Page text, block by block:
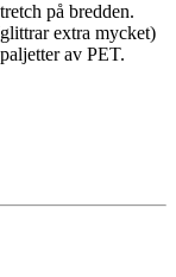
på bredden.
extra mycket)
av PET.